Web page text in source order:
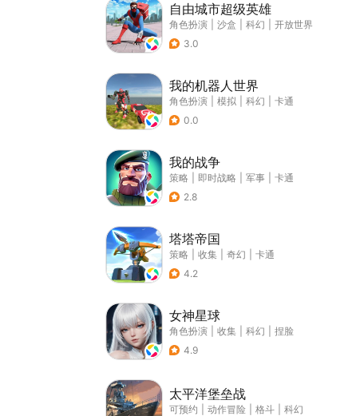
自由城市超级英雄
角色扮演 沙盒 科幻
开放世界
3.0
我的机器人世界
角色扮演 模拟 科幻
卡通
0.0
我的战争
策略 即时战略 军事
卡通
2.8
塔塔帝国
策略 收集 奇幻
卡通
4.2
女神星球
角色扮演 收集 科幻
捏脸
4.9
太平洋堡垒战
可预约 动作冒险 格斗
科幻